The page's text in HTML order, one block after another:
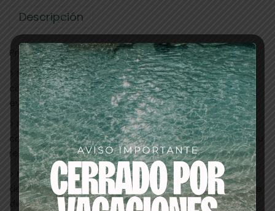
Descripción
Principios activos:
> Nanomoléculas de Hidrobetaína: Hidrata tanto el
córtex como la cutícula. Protege el cuero cabelludo,
evita picores e irritaciones. De origen natural.
> Nanomoléculas de proteínas de soja: Aporta al
cabello los elementos nutritivos indispensables para su
renovación. Proteína vegetal.
> Micromoléculas de lípidos: Sellan las distintas capas
de la cutícula y las unen al córtex. Reparan la superficie
del cabello.